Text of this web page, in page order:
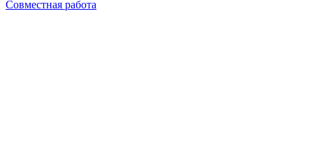
Совместная работа